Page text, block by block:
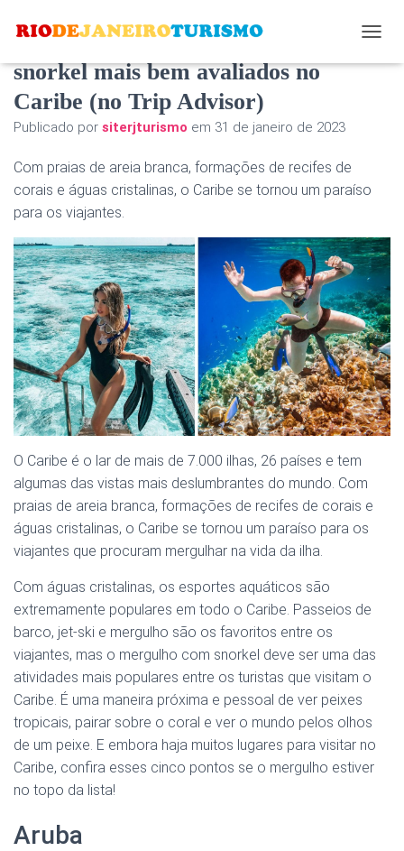
L
G
A
Ã
O
Estes são os locais de mergulho com
snorkel mais bem avaliados no
Caribe (no Trip Advisor)
Publicado por siterjturismo em 31 de janeiro de 2023
Com praias de areia branca, formações de recifes de
corais e águas cristalinas, o Caribe se tornou um paraíso
para os viajantes.
O Caribe é o lar de mais de 7.000 ilhas, 26 países e tem
algumas das vistas mais deslumbrantes do mundo. Com
praias de areia branca, formações de recifes de corais e
águas cristalinas, o Caribe se tornou um paraíso para os
viajantes que procuram mergulhar na vida da ilha.
Com águas cristalinas, os esportes aquáticos são
extremamente populares em todo o Caribe. Passeios de
barco, jet-ski e mergulho são os favoritos entre os
viajantes, mas o mergulho com snorkel deve ser uma das
atividades mais populares entre os turistas que visitam o
Caribe. É uma maneira próxima e pessoal de ver peixes
tropicais, pairar sobre o coral e ver o mundo pelos olhos
de um peixe. E embora haja muitos lugares para visitar no
Caribe, confira esses cinco pontos se o mergulho estiver
no topo da lista!
Aruba